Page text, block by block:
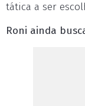
tática a ser
Roni ainda